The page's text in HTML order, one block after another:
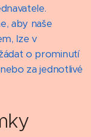
aby naše
lze v
o prominutí
za jednotlivé